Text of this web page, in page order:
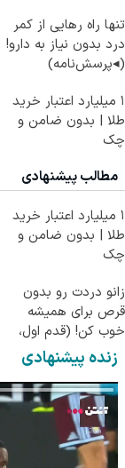
تنها راه رهایی از کمر
درد بدون نیاز به دارو!
(◂پرسش‌نامه)
۱ میلیارد اعتبار خرید
طلا | بدون ضامن و
چک
مطالب پیشنهادی
۱ میلیارد اعتبار خرید
طلا | بدون ضامن و
چک
زانو دردت رو بدون
قرص برای همیشه
خوب کن! (قدم اول،
پرسش‌نامه)
زنده پیشنهادی